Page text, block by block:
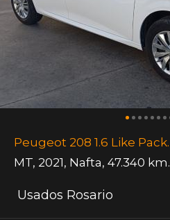
Peugeot 208 1.6 Like Pack.
MT, 2021, Nafta, 47.340 km.
Usados Rosario